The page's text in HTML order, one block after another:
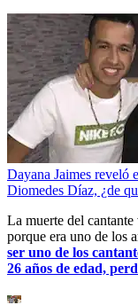
Dayana Jaimes reveló
Diomedes Díaz, ¿de
La muerte del
porque era uno de los
ser uno de los
26 años de edad,